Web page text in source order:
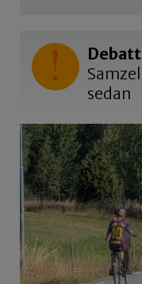
Debatt
sedan